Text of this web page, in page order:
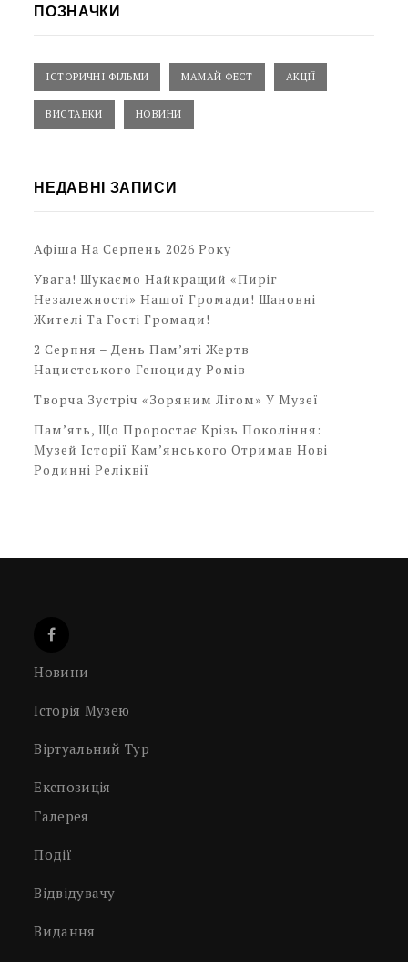
ПОЗНАЧКИ
ІСТОРИЧНІ ФІЛЬМИ МАМАЙ ФЕСТ АКЦІЇ
ВИСТАВКИ НОВИНИ
НЕДАВНІ ЗАПИСИ
Афіша На Серпень 2026 Року
Увага! Шукаємо Найкращий «Пиріг
Незалежності» Нашої Громади! Шановні
Жителі Та Гості Громади!
2 Серпня – День Пам’яті Жертв
Нацистського Геноциду Ромів
Творча Зустріч «Зоряним Літом» У Музеї
Пам’ять, Що Проростає Крізь Покоління:
Музей Історії Кам’янського Отримав Нові
Родинні Реліквії
Новини
Історія Музею
Віртуальний Тур
Експозиція
Галерея
Події
Відвідувачу
Видання